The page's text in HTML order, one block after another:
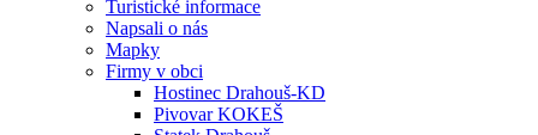
Turistické informace
Napsali o nás
Mapky
Firmy v obci
Hostinec Drahouš-KD
Pivovar KOKEŠ